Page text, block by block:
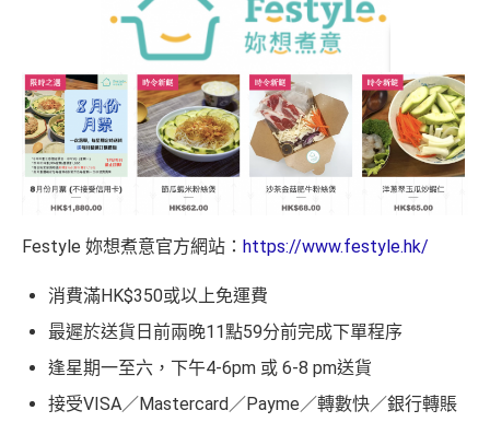
Festyle 妳想煮意官方網站： https://www.festyle.hk/
消費滿HK$350或以上免運費
最遲於送貨日前兩晚11點59分前完成下單程序
逢星期一至六，下午4-6pm 或 6-8 pm送貨
接受VISA／Mastercard／Payme／轉數快／銀行轉賬